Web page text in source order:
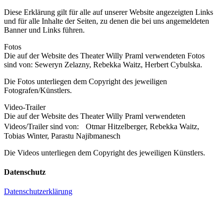
Diese Erklärung gilt für alle auf unserer Website angezeigten Links
und für alle Inhalte der Seiten, zu denen die bei uns angemeldeten
Banner und Links führen.
Fotos
Die auf der Website des Theater Willy Praml verwendeten Fotos
sind von: Seweryn Zelazny, Rebekka Waitz, Herbert Cybulska.
Die Fotos unterliegen dem Copyright des jeweiligen
Fotografen/Künstlers.
Video-Trailer
Die auf der Website des Theater Willy Praml verwendeten
Videos/Trailer sind von: Otmar Hitzelberger, Rebekka Waitz,
Tobias Winter, Parastu Najibmanesch
Die Videos unterliegen dem Copyright des jeweiligen Künstlers.
Datenschutz
Datenschutzerklärung